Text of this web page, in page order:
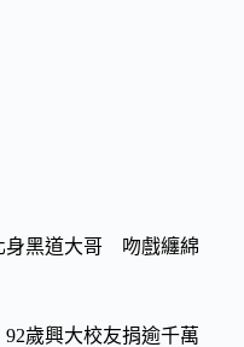
身黑道大哥 吻戲纏綿
歲興大校友捐逾千萬